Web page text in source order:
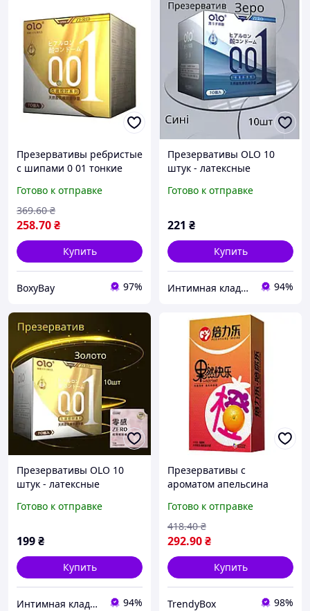
Презервативы ребристые
с шипами 0 01 тонкие
с точечной текстурой
стимулирующие
Готово к отправке
258.70₴
369.60 ₴
Купить
BoxyBay 97%
Презервативы OLO 10
штук - латексные
эластичны е,
контроля и комфорта
Готово к отправке
221 ₴
Купить
Интимная кладовая 94%
Презервативы OLO 10
штук - латексные
эластичны е,
контроля и комфорта
Готово к отправке
199₴
Купить
Интимная кладовая 94%
Презервативы с
ароматом апельсина
презервативы набор 10
штук гладкие
контрацептивы для секса
Готово к отправке
292.90₴
418.40 ₴
Купить
TrendyBox 98%